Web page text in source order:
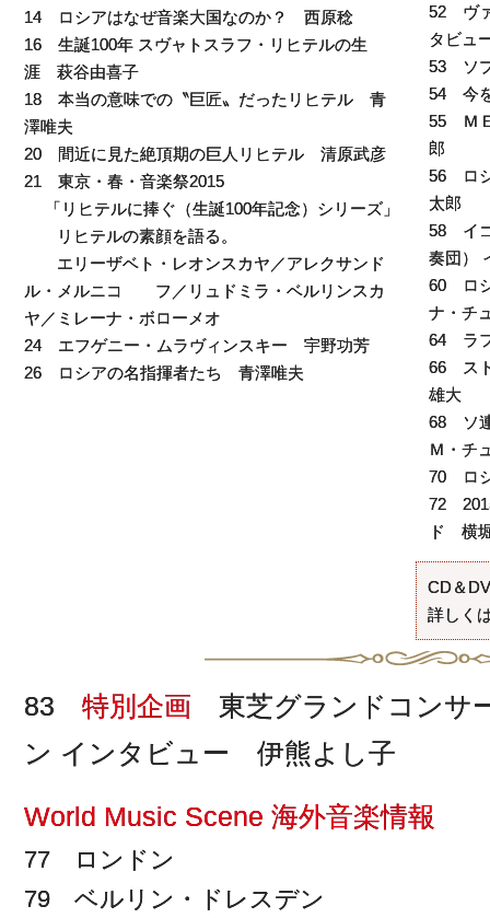
14 ロシアはなぜ音楽大国なのか？ 西原稔
16 生誕100年 スヴャトスラフ・リヒテルの生
涯 萩谷由喜子
18 本当の意味での〝巨匠〟だったリヒテル 青
澤唯夫
20 間近に見た絶頂期の巨人リヒテル 清原武彦
21 東京・春・音楽祭2015
「リヒテルに捧ぐ（生誕100年記念）シリーズ」
リヒテルの素顔を語る。
エリーザベト・レオンスカヤ／アレクサンド
ル・メルニコ フ／リュドミラ・ベルリンスカ
ヤ／ミレーナ・ボローメオ
24 エフゲニー・ムラヴィンスキー 宇野功芳
26 ロシアの名指揮者たち 青澤唯夫
52 ヴ
タビュ
53 ソ
54 今
55 Ｍ
郎
56 ロ
太郎
58 イ
奏団）
60 ロ
ナ・チ
64 ラ
66 ス
雄大
68 ソ
Ｍ・チ
70 ロ
72
ド 横
CD＆
詳しく
83 特別企画 東芝グランドコンサ
ン インタビュー 伊熊よし子
World Music Scene 海外音楽情報
77 ロンドン
79 ベルリン・ドレスデン